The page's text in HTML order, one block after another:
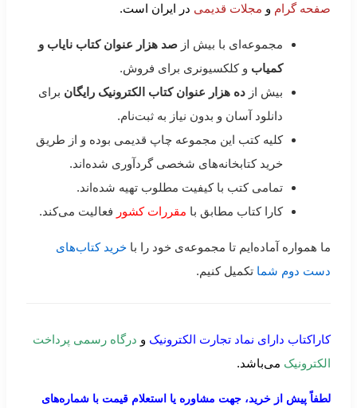
صفحه گرام و مجلات قدیمی در ایران است.
مجموعه‌ای با بیش از صد هزار عنوان کتاب نایاب و
کمیاب و کلکسیونری برای فروش.
بیش از ده هزار عنوان کتاب الکترونیک رایگان برای
دانلود آسان و بدون نیاز به ثبت‌نام.
کلیه کتب این مجموعه چاپ قدیمی بوده و از طریق
خرید کتابخانه‌های شخصی گردآوری شده‌اند.
تمامی کتب با کیفیت مطلوب تهیه شده‌اند.
کارا کتاب مطابق با مقررات کشور فعالیت می‌کند.
ما همواره آماده‌ایم تا مجموعه‌ی خود را با خرید کتاب‌های
دست دوم شما تکمیل کنیم.
کاراکتاب دارای نماد تجارت الکترونیک و درگاه رسمی پرداخت
الکترونیک می‌باشد.
لطفاً پیش از خرید، جهت مشاوره یا استعلام قیمت با شماره‌های